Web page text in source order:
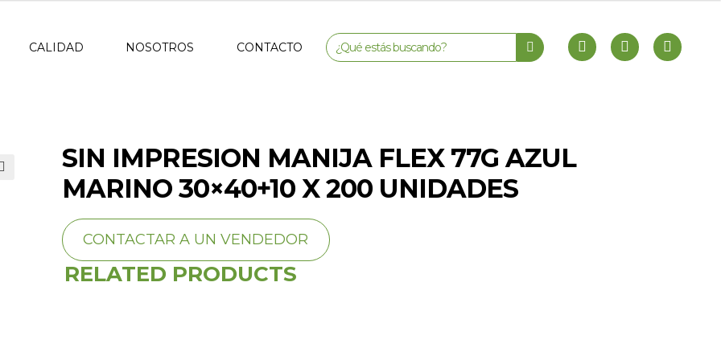
CALIDAD NOSOTROS CONTACTO
SIN IMPRESION MANIJA FLEX 77G AZUL
MARINO 30×40+10 X 200 UNIDADES
CONTACTAR A UN VENDEDOR
RELATED PRODUCTS